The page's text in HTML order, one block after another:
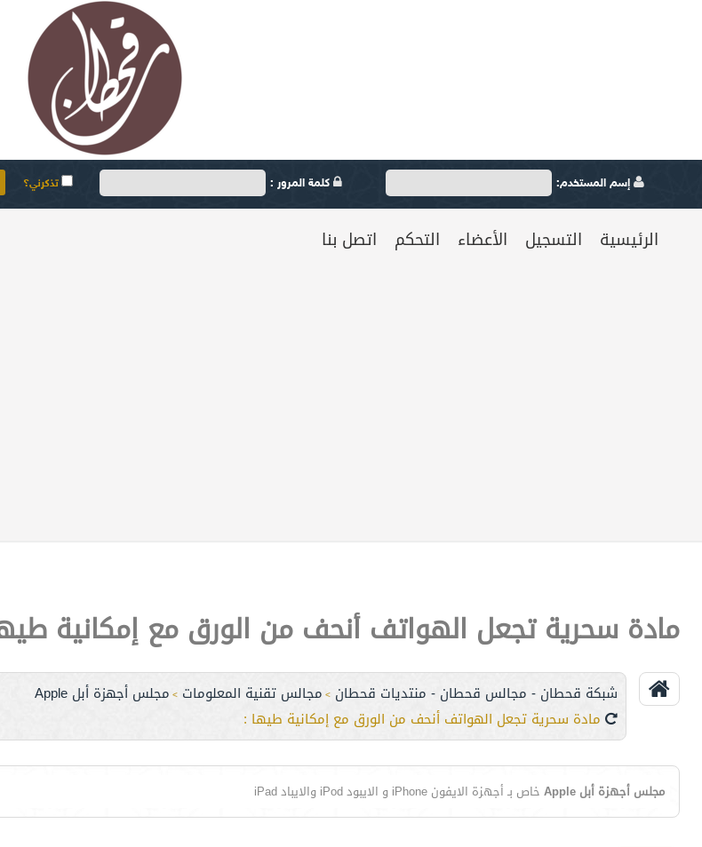
إسم المستخدم: كلمة المرور : تذكرني؟
الرئيسية التسجيل الأعضاء التحكم اتصل بنا
مادة سحرية تجعل الهواتف أنحف من الورق مع إمكانية
شبكة قحطان - مجالس قحطان - منتديات قحطان > مجالس تقنية المعلومات > مجلس أجهزة أبل Apple
مادة سحرية تجعل الهواتف أنحف من الورق مع إمكانية طيها :
مجلس أجهزة أبل Apple خاص بـ أجهزة الايفون iPhone و الايبود iPod والايباد iPad